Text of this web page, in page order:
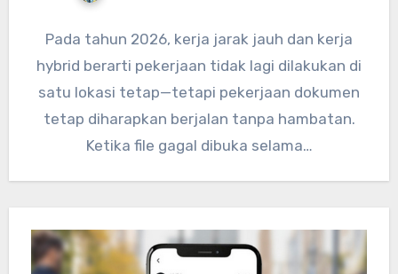
Pada tahun 2026, kerja jarak jauh dan kerja
hybrid berarti pekerjaan tidak lagi dilakukan di
satu lokasi tetap—tetapi pekerjaan dokumen
tetap diharapkan berjalan tanpa hambatan.
Ketika file gagal dibuka selama…